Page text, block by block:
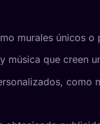
murales únicos
música que creen
como